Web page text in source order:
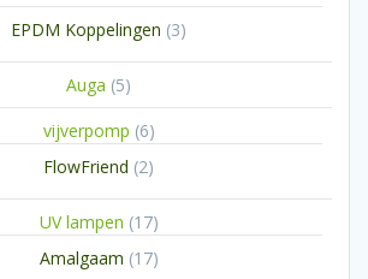
producten
EPDM Koppelingen 33
Auga 55
producten
vijverpomp 66
FlowFriend 22
UV lampen 1717
Amalgaam 1717